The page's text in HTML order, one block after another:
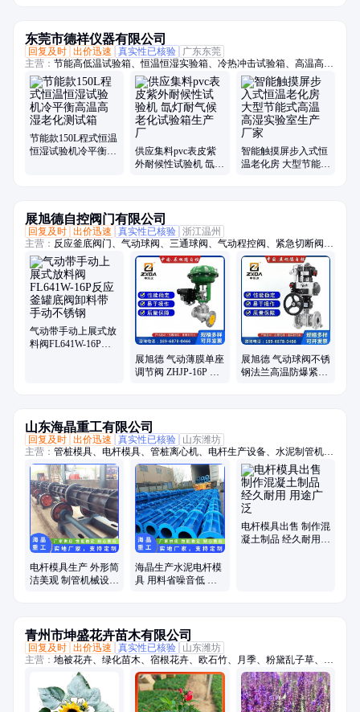
东莞市德祥仪器有限公司
回复及时 出价迅速 真实性已核验
广东东莞
主营： 节能高低温试验箱、恒温恒湿实验箱、冷热冲击试验箱、高温高湿
试验箱、氙灯耐气候试验箱、耐黄老化试验箱、紫外加速老化试验箱、三
综合试验箱、步入式恒温恒湿试验箱、高低温试验箱、快速温变试验箱、
双85试验箱、低温试验箱、步入式高低温湿热室、hast试验箱、pct老化试
验箱、高温试验箱、高压加速老化试验箱、低气压试验箱、高低温低气压
试验箱、恒温恒湿试验箱、淋雨试验箱、沙尘试验箱、高低温防爆试验箱
节能款150L程式恒温
恒湿试验机冷平衡高
供应集料pvc表皮紫
外耐候性试验机 氙灯
智能触摸屏步入式恒
温老化房 大型节能式
展旭德自控阀门有限公司
回复及时 出价迅速 真实性已核验 浙江温州
主营： 反应釜底阀门、气动球阀、三通球阀、气动程控阀、紧急切断阀、
气动执行器、内螺纹球阀、气动法兰球阀、气动快装蝶阀、气动衬氟蝶
阀、气动衬氟球阀、气动焊接球阀、上展式放料阀、气动硬密封蝶阀
气动带手动上展式放
料阀FL641W-16P反
展旭德 气动薄膜单座
调节阀 ZHJP-16P 蒸
展旭德 气动球阀不锈
钢法兰高温防爆紧急
山东海晶重工有限公司
回复及时 出价迅速 真实性已核验
山东潍坊
主营： 管桩模具、电杆模具、管桩离心机、电杆生产设备、水泥制管机、
混凝土管设备
电杆模具生产 外形简
洁美观 制管机械设备
海晶生产水泥电杆模
具 用料省噪音低 制
电杆模具出售 制作混
凝土制品 经久耐用
青州市坤盛花卉苗木有限公司
回复及时 出价迅速 真实性已核验
山东潍坊
主营： 地被花卉、绿化苗木、宿根花卉、欧石竹、月季、粉黛乱子草、时
令草花、菊花